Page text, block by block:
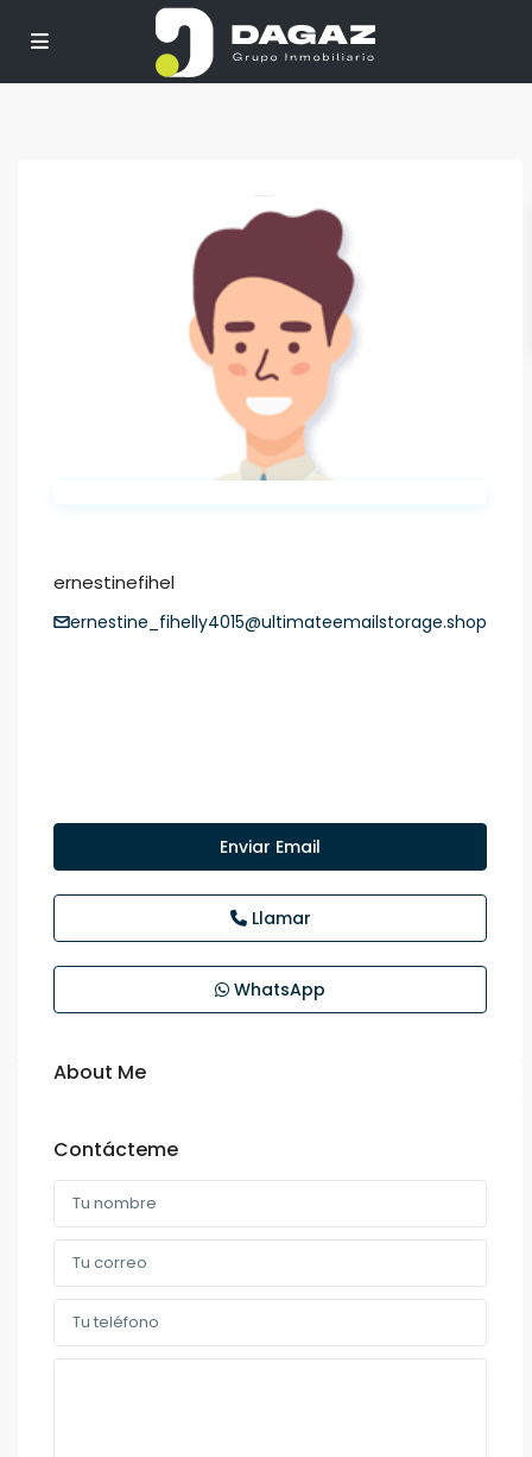
ernestinefihel
ernestine_fihelly4015@ultimateemailstorage.shop
Enviar Email
Llamar
WhatsApp
About Me
Contácteme